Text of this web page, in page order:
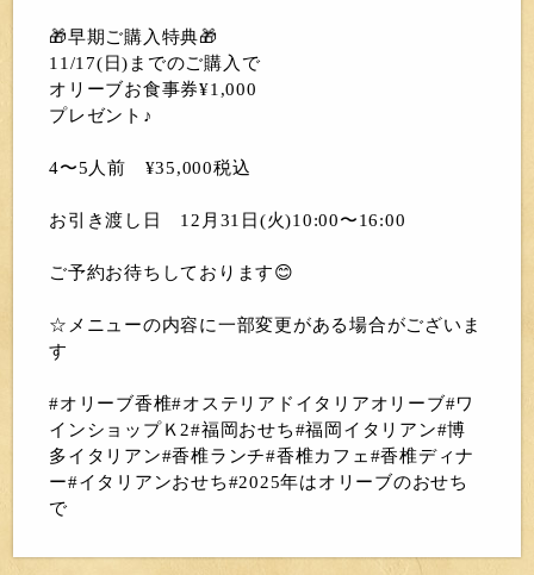
🎁早期ご購入特典🎁
11/17(日)までのご購入で
オリーブお食事券¥1,000
プレゼント♪
4〜5人前 ¥35,000税込
お引き渡し日 12月31日(火)10:00〜16:00
ご予約お待ちしております😊
☆メニューの内容に一部変更がある場合がございま
す
#オリーブ香椎#オステリアドイタリアオリーブ#ワ
インショップＫ2#福岡おせち#福岡イタリアン#博
多イタリアン#香椎ランチ#香椎カフェ#香椎ディナ
ー#イタリアンおせち#2025年はオリーブのおせち
で